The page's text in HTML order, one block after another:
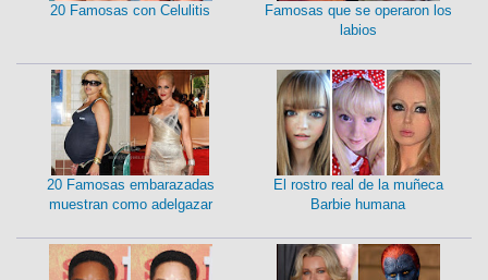
20 Famosas con Celulitis
Famosas que se operaron los
labios
20 Famosas embarazadas
muestran como adelgazar
El rostro real de la muñeca
Barbie humana